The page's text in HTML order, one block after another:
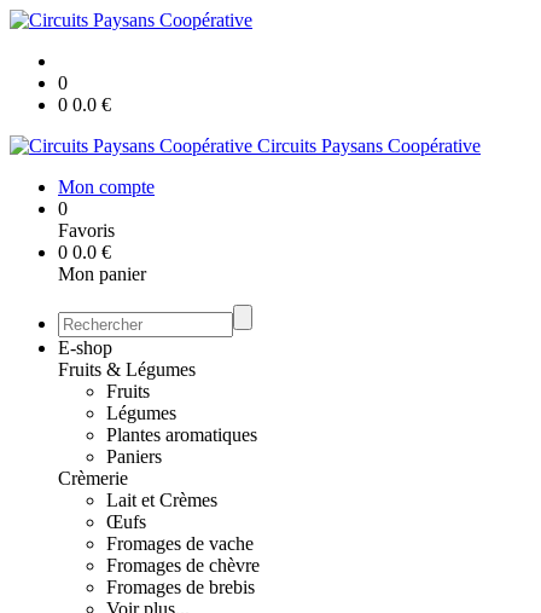
0
0 0.0 €
Circuits Paysans Coopérative
Mon compte
0
Favoris
0 0.0 €
Mon panier
E-shop
Fruits & Légumes
Fruits
Légumes
Plantes aromatiques
Paniers
Crèmerie
Lait et Crèmes
Œufs
Fromages de vache
Fromages de chèvre
Fromages de brebis
Voir plus...